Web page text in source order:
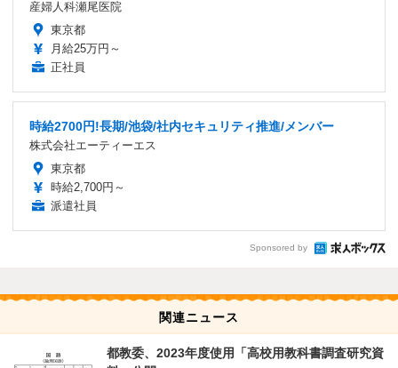
産婦人科瀬尾医院
東京都
月給25万円～
正社員
時給2700円!長期/池袋/社内セキュリティ推進/メンバー
株式会社エーティーエス
東京都
時給2,700円～
派遣社員
Sponsored by
関連ニュース
都教委、2023年度使用「高校用教科書調査研究資